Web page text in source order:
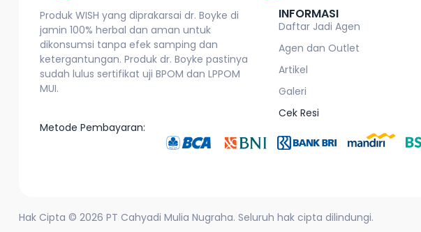
Produk WISH yang diprakarsai dr. Boyke di
jamin 100% herbal dan aman untuk
dikonsumsi tanpa efek samping dan
ketergantungan. Produk dr. Boyke pastinya
sudah lulus sertifikat uji BPOM dan LPPOM
MUI.
INFORMASI
Daftar Jadi Agen
Agen dan Outlet
Artikel
Galeri
Cek Resi
Metode Pembayaran:
Hak Cipta © 2026 PT Cahyadi Mulia Nugraha. Seluruh hak cipta dilindungi.